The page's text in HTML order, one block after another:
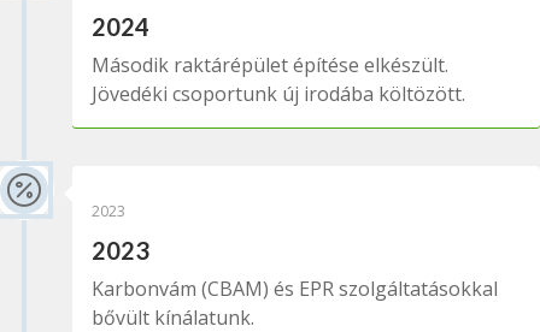
2024
Második raktárépület építése elkészült.
Jövedéki csoportunk új irodába költözött.

2023
2023
Karbonvám (CBAM) és EPR szolgáltatásokkal
bővült kínálatunk.